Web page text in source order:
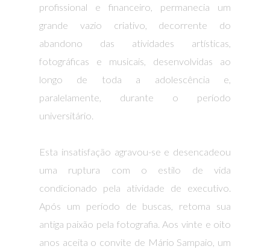
profissional e financeiro, permanecia um
grande vazio criativo, decorrente do
abandono das atividades artísticas,
fotográficas e musicais, desenvolvidas ao
longo de toda a adolescência e,
paralelamente, durante o período
universitário.
Esta insatisfação agravou-se e desencadeou
uma ruptura com o estilo de vida
condicionado pela atividade de executivo.
Após um período de buscas, retoma sua
antiga paixão pela fotografia. Aos vinte e oito
anos aceita o convite de Mário Sampaio, um